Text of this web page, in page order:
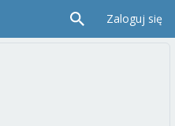
Zaloguj się